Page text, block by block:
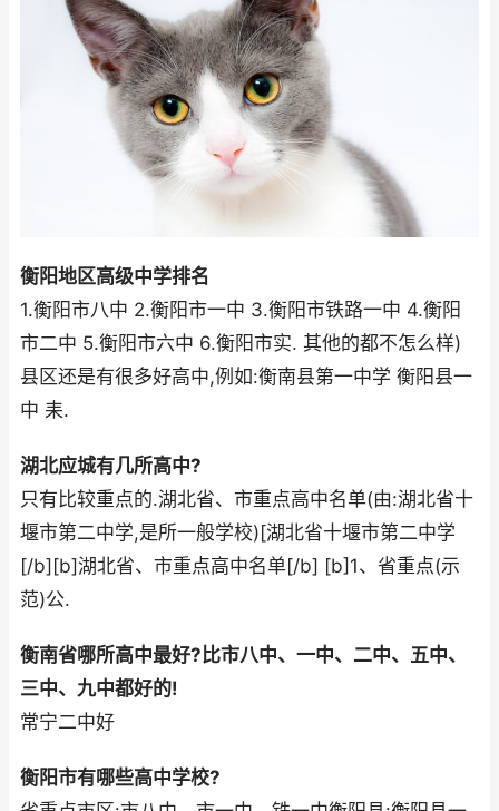
衡阳地区高级中学排名
1.衡阳市八中 2.衡阳市一中 3.衡阳市铁路一中 4.衡阳
市二中 5.衡阳市六中 6.衡阳市实. 其他的都不怎么样)
县区还是有很多好高中,例如:衡南县第一中学 衡阳县一
中 耒.
湖北应城有几所高中?
只有比较重点的.湖北省、市重点高中名单(由:湖北省十
堰市第二中学,是所一般学校)[湖北省十堰市第二中学
[/b][b]湖北省、市重点高中名单[/b] [b]1、省重点(示
范)公.
衡南省哪所高中最好?比市八中、一中、二中、五中、
三中、九中都好的!
常宁二中好
衡阳市有哪些高中学校?